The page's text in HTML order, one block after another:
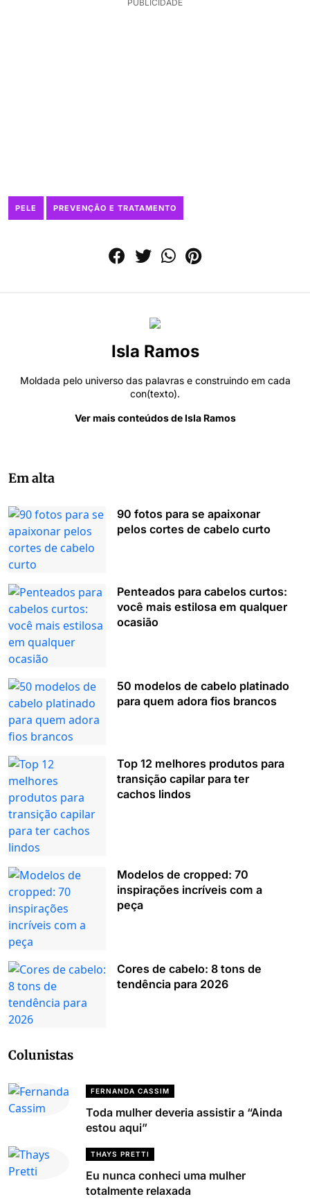
PUBLICIDADE
PELE PREVENÇÃO E TRATAMENTO
Isla Ramos
Moldada pelo universo das palavras e construindo em cada
con(texto).
Ver mais conteúdos de Isla Ramos
Em alta
90 fotos para se apaixonar
pelos cortes de cabelo curto
Penteados para cabelos curtos:
você mais estilosa em qualquer
ocasião
50 modelos de cabelo platinado
para quem adora fios brancos
Top 12 melhores produtos para
transição capilar para ter
cachos lindos
Modelos de cropped: 70
inspirações incríveis com a
peça
Cores de cabelo: 8 tons de
tendência para 2026
Colunistas
FERNANDA CASSIM
Toda mulher deveria assistir a “Ainda
estou aqui”
THAYS PRETTI
Eu nunca conheci uma mulher
totalmente relaxada